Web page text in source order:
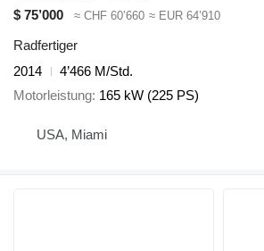
$ 75’000
≈ CHF 60’660 ≈ EUR 64’910
Radfertiger
2014
4’466 M/Std.
Motorleistung 165 kW (225 PS)
USA, Miami